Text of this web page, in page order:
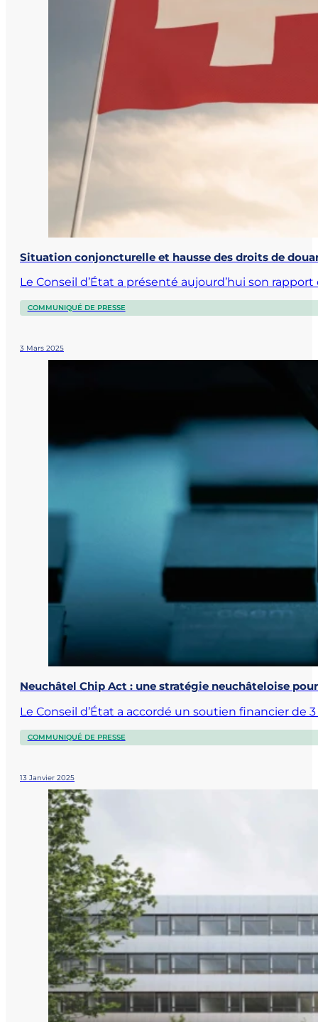
Situation conjoncturelle et hausse des droits de
Le Conseil d’État a présenté aujourd’hui son
COMMUNIQUÉ DE PRESSE
3 Mars 2025
Neuchâtel Chip Act : une stratégie neuchâteloise
Le Conseil d’État a accordé un soutien financier de
COMMUNIQUÉ DE PRESSE
13 Janvier 2025